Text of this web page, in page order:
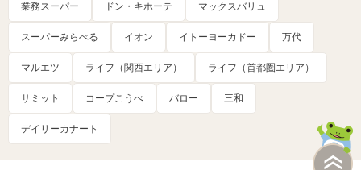
業務スーパー ドン・キホーテ マックスバリュ
スーパーみらべる イオン イトーヨーカドー 万代
マルエツ ライフ（関西エリア） ライフ（首都圏エリア）
サミット コープこうべ バロー 三和
デイリーカナート